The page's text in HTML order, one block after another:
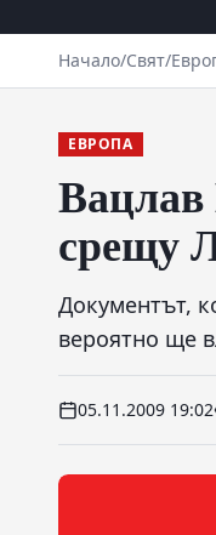
Начало/Свят/
ЕВРОПА
Вацлав
срещу
Документът,
вероятно ще
05.11.2009 19:02